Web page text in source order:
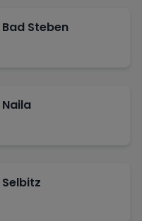
Bad Steben
Naila
Selbitz